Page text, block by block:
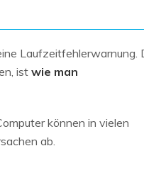
Festplatte
Laufzeitfehlerwarnung.
ist wie man
können in vielen
ab.